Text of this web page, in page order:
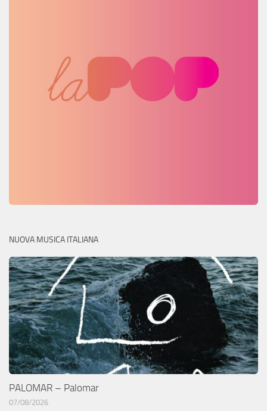
NUOVA MUSICA ITALIANA
PALOMAR – Palomar
07/08/2026